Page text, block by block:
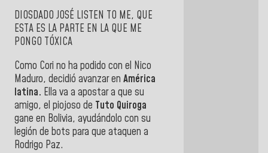
DIOSDADO JOSÉ LISTEN TO ME, QUE
ESTA ES LA PARTE EN LA QUE ME
PONGO TÓXICA
Como Cori no ha podido con el Nico
Maduro, decidió avanzar en América
latina. Ella va a apostar a que su
amigo, el piojoso de Tuto Quiroga
gane en Bolivia, ayudándolo con su
legión de bots para que ataquen a
Rodrigo Paz.